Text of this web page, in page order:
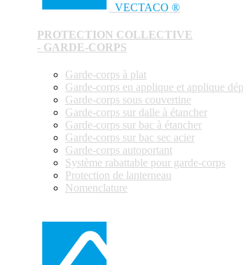
VECTACO ®
PROTECTION COLLECTIVE
- GARDE-CORPS
Garde-corps à plat
Garde-corps en applique et applique
Garde-corps sous couvertine
Garde-corps sur dalle à étancher
Garde-corps sur bac à étancher
Garde-corps sur bac sec acier
Garde-corps autoportant
Système rabattable pour garde-corps
Protection de lanterneau
Nomenclature